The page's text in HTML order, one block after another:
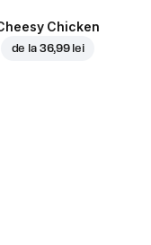
Chicken
de la 36,99 lei